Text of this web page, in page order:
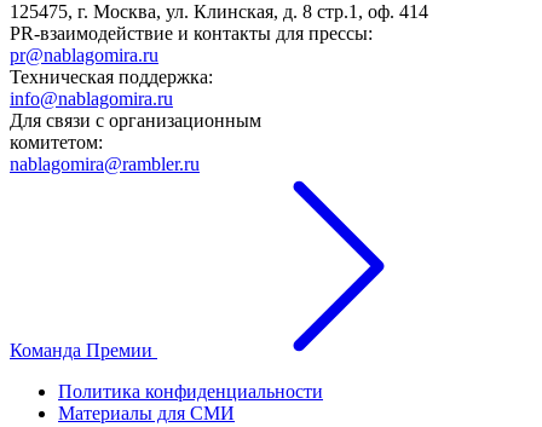
125475, г. Москва, ул. Клинская, д. 8 стр.1, оф. 414
PR-взаимодействие и контакты для прессы:
pr@nablagomira.ru
Техническая поддержка:
info@nablagomira.ru
Для связи с организационным
комитетом:
nablagomira@rambler.ru
Команда Премии
Политика конфиденциальности
Материалы для СМИ